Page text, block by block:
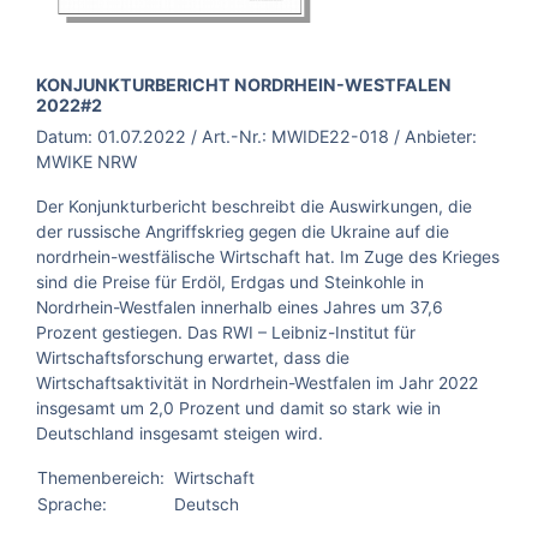
BROSCHÜRE:
KONJUNKTURBERICHT NORDRHEIN-WESTFALEN
2022#2
Datum: 01.07.2022 / Art.-Nr.: MWIDE22-018 / Anbieter:
MWIKE NRW
Der Konjunkturbericht beschreibt die Auswirkungen, die
der russische Angriffskrieg gegen die Ukraine auf die
nordrhein-westfälische Wirtschaft hat. Im Zuge des Krieges
sind die Preise für Erdöl, Erdgas und Steinkohle in
Nordrhein-Westfalen innerhalb eines Jahres um 37,6
Prozent gestiegen. Das RWI – Leibniz-Institut für
Wirtschaftsforschung erwartet, dass die
Wirtschaftsaktivität in Nordrhein-Westfalen im Jahr 2022
insgesamt um 2,0 Prozent und damit so stark wie in
Deutschland insgesamt steigen wird.
Themenbereich: Wirtschaft
Sprache:
Deutsch